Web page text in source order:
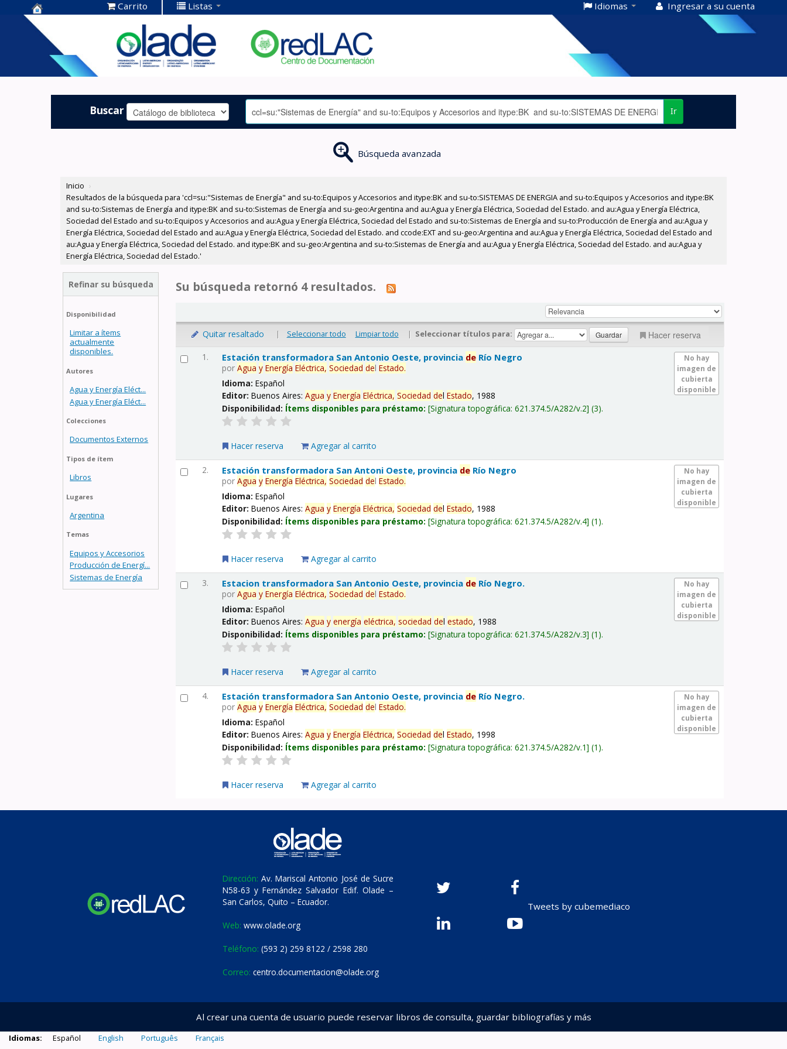
Centro de
Documentación
OLADE -
Carrito Listas Idiomas Ingresar a su cuenta
Buscar Ir
Búsqueda avanzada
Inicio ›
Resultados de la búsqueda para 'ccl=su:"Sistemas de Energía" and su-to:Equipos y Accesorios and itype:BK and su-to:SISTEMAS DE ENERGIA and su-to:Equipos y Accesorios and itype:BK
and su-to:Sistemas de Energía and itype:BK and su-to:Sistemas de Energía and su-geo:Argentina and au:Agua y Energía Eléctrica, Sociedad del Estado. and au:Agua y Energía Eléctrica,
Sociedad del Estado and su-to:Equipos y Accesorios and au:Agua y Energía Eléctrica, Sociedad del Estado and su-to:Sistemas de Energía and su-to:Producción de Energía and au:Agua y
Energía Eléctrica, Sociedad del Estado and au:Agua y Energía Eléctrica, Sociedad del Estado. and ccode:EXT and su-geo:Argentina and au:Agua y Energía Eléctrica, Sociedad del Estado and
au:Agua y Energía Eléctrica, Sociedad del Estado. and itype:BK and su-geo:Argentina and su-to:Sistemas de Energía and au:Agua y Energía Eléctrica, Sociedad del Estado. and au:Agua y
Energía Eléctrica, Sociedad del Estado.'
Refinar su búsqueda
Disponibilidad
Limitar a ítems
actualmente
disponibles.
Autores
Agua y Energía Eléct...
Agua y Energía Eléct...
Colecciones
Documentos Externos
Tipos de ítem
Libros
Lugares
Argentina
Temas
Equipos y Accesorios
Producción de Energí...
Sistemas de Energía
Su búsqueda retornó 4 resultados.
Quitar resaltado | Seleccionar todo Limpiar todo | Seleccionar títulos para: Hacer reserva
1.
No hay
imagen de
cubierta
disponible
Estación transformadora San Antonio Oeste, provincia de Río Negro
porAgua y Energía Eléctrica, Sociedad delEstado.
Idioma:Español
Editor:Buenos Aires:Agua y Energía Eléctrica, Sociedad delEstado, 1988
Disponibilidad: Ítems disponibles para préstamo: Signatura topográfica:621.374.5/A282/v.2 (3).
Hacer reserva Agregar al carrito
2.
No hay
imagen de
cubierta
disponible
Estación transformadora San Antoni Oeste, provincia de Río Negro
porAgua y Energía Eléctrica, Sociedad delEstado.
Idioma:Español
Editor:Buenos Aires:Agua y Energía Eléctrica, Sociedad delEstado, 1988
Disponibilidad: Ítems disponibles para préstamo: Signatura topográfica:621.374.5/A282/v.4 (1).
Hacer reserva Agregar al carrito
3.
No hay
imagen de
cubierta
disponible
Estacion transformadora San Antonio Oeste, provincia de Río Negro.
porAgua y Energía Eléctrica, Sociedad delEstado.
Idioma:Español
Editor:Buenos Aires:Agua y energía eléctrica, sociedad delestado, 1988
Disponibilidad: Ítems disponibles para préstamo: Signatura topográfica:621.374.5/A282/v.3 (1).
Hacer reserva Agregar al carrito
4.
No hay
imagen de
cubierta
disponible
Estación transformadora San Antonio Oeste, provincia de Río Negro.
porAgua y Energía Eléctrica, Sociedad delEstado.
Idioma:Español
Editor:Buenos Aires:Agua y Energía Eléctrica, Sociedad delEstado, 1998
Disponibilidad: Ítems disponibles para préstamo: Signatura topográfica:621.374.5/A282/v.1 (1).
Hacer reserva Agregar al carrito
Dirección: Av. Mariscal Antonio José de Sucre
N58-63 y Fernández Salvador Edif. Olade –
San Carlos, Quito – Ecuador.
Web: www.olade.org
Teléfono: (593 2) 259 8122 / 2598 280
Correo: centro.documentacion@olade.org
Tweets by cubemediaco
Al crear una cuenta de usuario puede reservar libros de consulta, guardar bibliografías y más
Idiomas: Español English Português Français